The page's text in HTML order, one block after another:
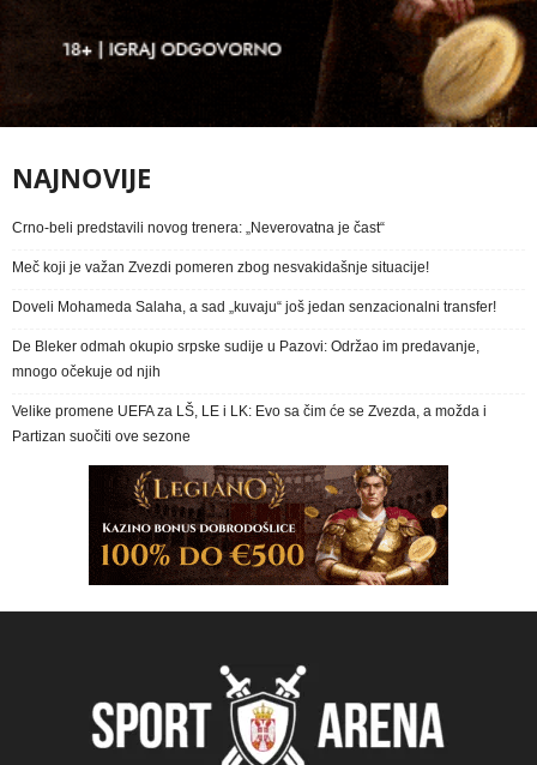
NAJNOVIJE
Crno-beli predstavili novog trenera: „Neverovatna je čast“
Meč koji je važan Zvezdi pomeren zbog nesvakidašnje situacije!
Doveli Mohameda Salaha, a sad „kuvaju“ još jedan senzacionalni transfer!
De Bleker odmah okupio srpske sudije u Pazovi: Održao im predavanje,
mnogo očekuje od njih
Velike promene UEFA za LŠ, LE i LK: Evo sa čim će se Zvezda, a možda i
Partizan suočiti ove sezone